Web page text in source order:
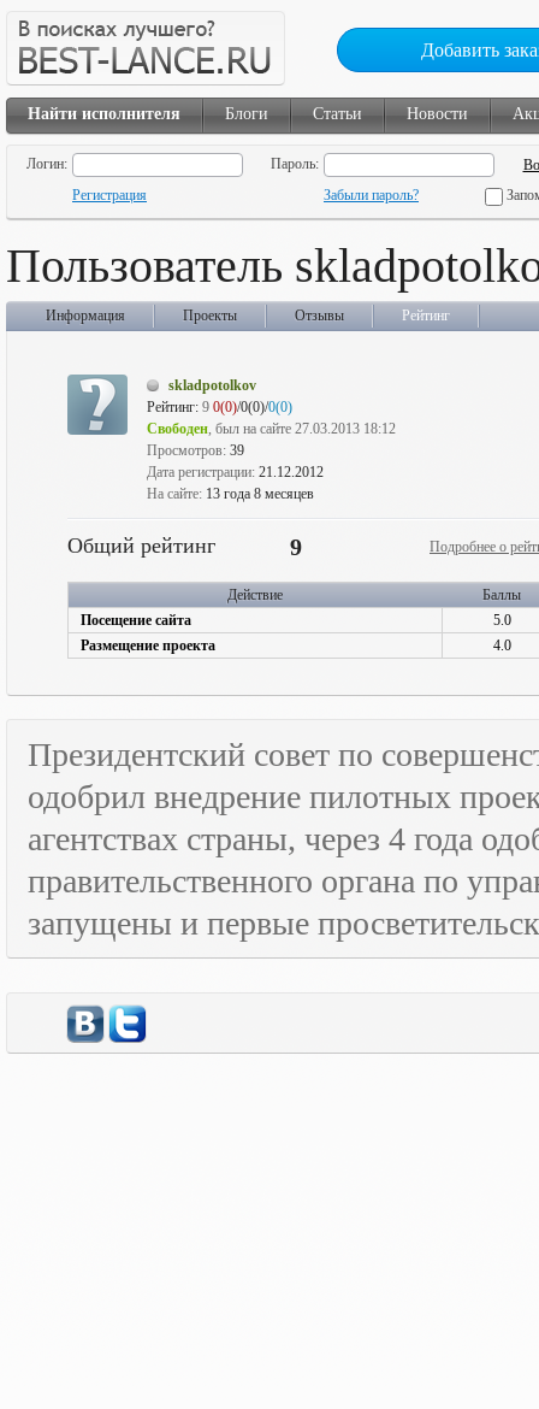
Добавить
Найти исполнителя Блоги Статьи Новости
Логин:
Пароль:
Регистрация
Забыли пароль?
Пользователь
Информация Проекты Отзывы Рейтинг
skladpotolkov
Рейтинг: 9 0(0)/0(0)/0(0)
Свободен, был на сайте 27.03.2013 18:12
Просмотров: 39
Дата регистрации: 21.12.2012
На сайте: 13 года 8 месяцев
Общий рейтинг 9 Подробнее о
Действие
Баллы
Посещение сайта
5.0
Размещение проекта
4.0
Президентский совет по
одобрил внедрение пилотных
агентствах страны, через 4 года
правительственного органа по
запущены и первые